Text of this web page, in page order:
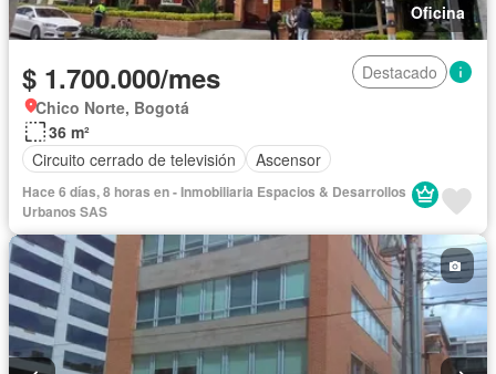
Oficina
$ 1.700.000/mes
Destacado
Chico Norte, Bogotá
36 m²
Circuito cerrado de televisión
Ascensor
Hace 6 días, 8 horas en - Inmobiliaria Espacios & Desarrollos
Urbanos SAS